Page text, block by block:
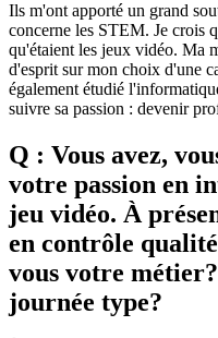
Ils m'ont apporté un grand
concerne les STEM. Je crois
qu'étaient les jeux vidéo. Ma
d'esprit sur mon choix d'une
également étudié
suivre sa passion : devenir
Q : Vous avez,
votre passion en
jeu vidéo. À
en contrôle
vous votre
journée type?